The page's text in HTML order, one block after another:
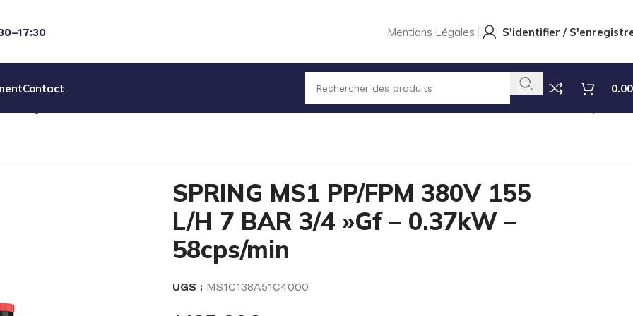
Mentions Légales S'identifier /
Contact
0.00
SPRING MS1 PP/FPM 380V 155 L/H 7 BAR 3/4 »Gf – 0.37kW – 58cps/min
SPRING MS1 PP/FPM 380V 155
L/H 7 BAR 3/4 »Gf – 0.37kW –
58cps/min
UGS : MS1C138A51C4000